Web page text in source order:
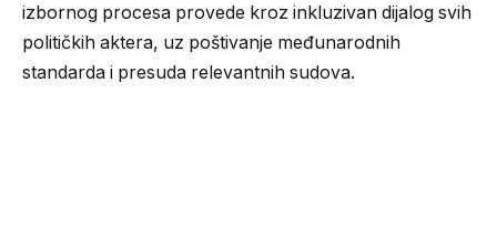
izbornog procesa provede kroz inkluzivan dijalog svih
političkih aktera, uz poštivanje međunarodnih
standarda i presuda relevantnih sudova.